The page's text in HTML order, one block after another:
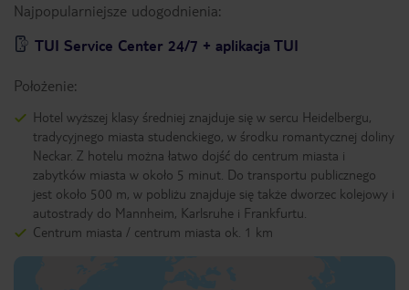
Najpopularniejsze udogodnienia:
TUI Service Center 24/7 + aplikacja TUI
Położenie:
Hotel wyższej klasy średniej znajduje się w sercu Heidelbergu,
tradycyjnego miasta studenckiego, w środku romantycznej doliny
Neckar. Z hotelu można łatwo dojść do centrum miasta i
zabytków miasta w około 5 minut. Do transportu publicznego
jest około 500 m, w pobliżu znajduje się także dworzec kolejowy i
autostrady do Mannheim, Karlsruhe i Frankfurtu.
Centrum miasta / centrum miasta ok. 1 km